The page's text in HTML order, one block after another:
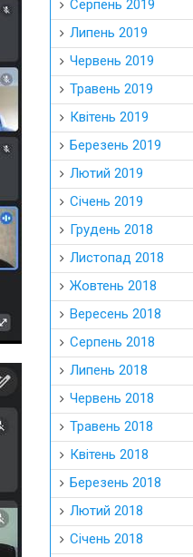
Серпень 2019
Липень 2019
Червень 2019
Травень 2019
Квітень 2019
Березень 2019
Лютий 2019
Січень 2019
Грудень 2018
Листопад 2018
Жовтень 2018
Вересень 2018
Серпень 2018
Липень 2018
Червень 2018
Травень 2018
Квітень 2018
Березень 2018
Лютий 2018
Січень 2018